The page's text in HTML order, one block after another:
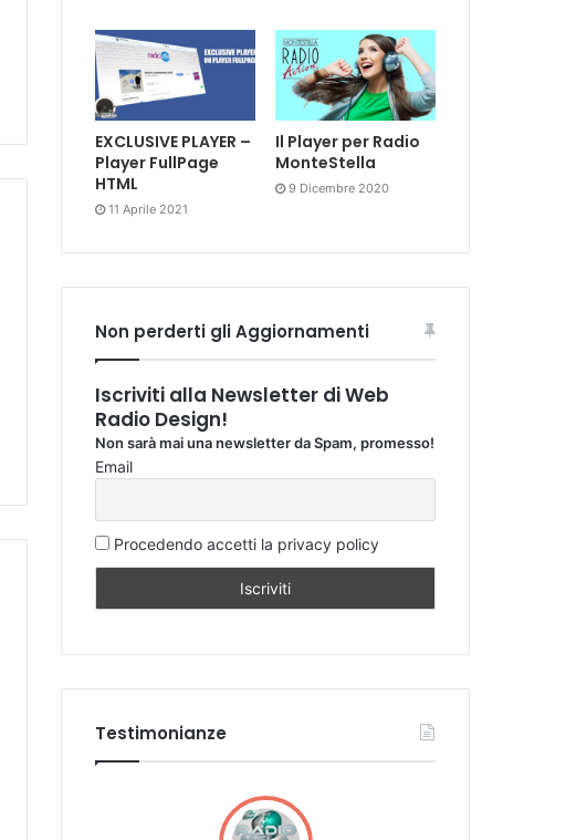
EXCLUSIVE PLAYER –
Player FullPage
HTML
11 Aprile 2021
Il Player per Radio
MonteStella
9 Dicembre 2020
Non perderti gli Aggiornamenti
Iscriviti alla Newsletter di Web
Radio Design!
Non sarà mai una newsletter da Spam, promesso!
Email
Procedendo accetti la privacy policy
Testimonianze